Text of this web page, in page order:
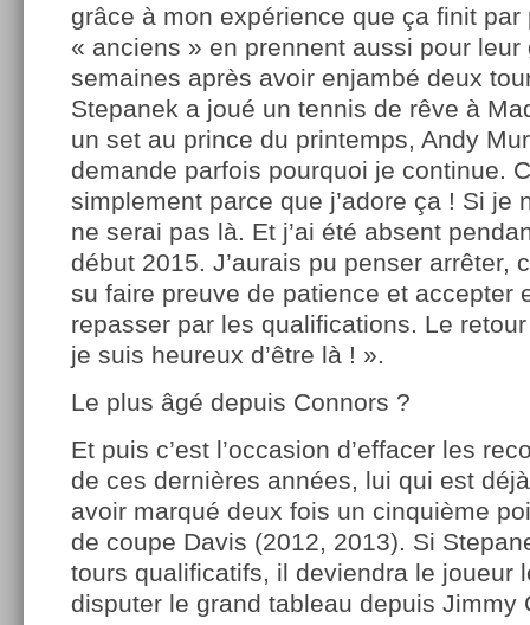
grâce à mon expérience que ça finit par
« anciens » en prennent aussi pour leur
semaines après avoir enjambé deux
Stepanek a joué un tennis de rêve à
un set au prince du printemps, Andy
demande parfois pourquoi je continue.
simplement parce que j’adore ça ! Si je
ne serai pas là. Et j’ai été absent
début 2015. J’aurais pu penser arrêter,
su faire preuve de patience et accepter
repasser par les qualifications. Le
je suis heureux d’être là ! ».
Le plus âgé depuis Connors ?
Et puis c’est l’occasion d’effacer les
de ces dernières années, lui qui est
avoir marqué deux fois un cinquième
de coupe Davis (2012, 2013). Si
tours qualificatifs, il deviendra le joueur
disputer le grand tableau depuis Jimmy